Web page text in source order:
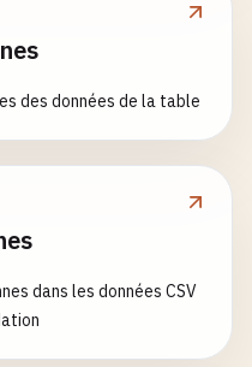
des données de la table
dans les données CSV